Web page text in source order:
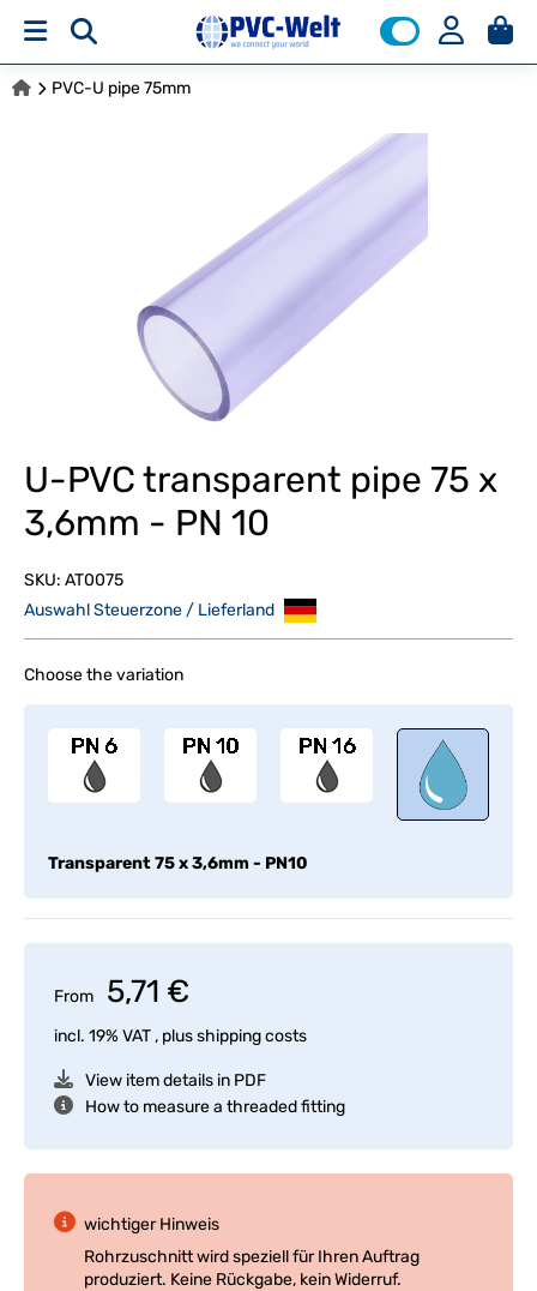
PVC-U pipe 75mm
U-PVC transparent pipe 75 x
3,6mm - PN 10
SKU: AT0075
Auswahl Steuerzone / Lieferland
Choose the variation
Transparent75 x 3,6mm - PN10
From 5,71 €
incl. 19% VAT , plusshipping costs
View item details in PDF
How to measure a threaded fitting
wichtiger Hinweis
Rohrzuschnitt wird speziell für Ihren Auftrag
produziert. Keine Rückgabe, kein Widerruf.